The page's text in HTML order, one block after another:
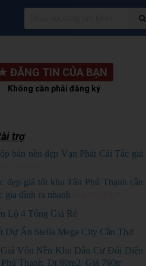
ĐĂNG TIN CỦA BẠN
Không cần phải đăng ký
trợ
bán nền đẹp Vạn Phát Cái Tắc giá
đẹp giá tốt khu Tân Phú Thạnh cần
gia đình ra nhanh
Lộ 4 Tổng Giá Rẻ
Dự Án Stella Mega City Cần Thơ
Vốn Nền Khu Dân Cư Đối Diện
Thạnh, Dt 80m2, Giá 790tr